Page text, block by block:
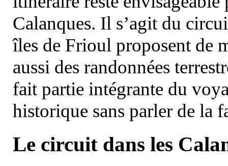
Calanques. Il s’agit du
îles de Frioul proposent de
aussi des randonnées
fait partie intégrante du
historique sans parler de la
Le circuit dans les